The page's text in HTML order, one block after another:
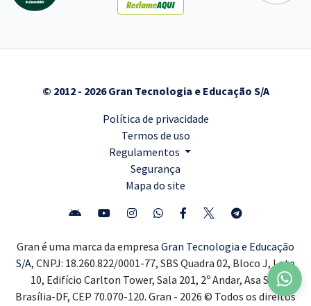
© 2012 - 2026 Gran Tecnologia e Educação S/A
Política de privacidade
Termos de uso
Regulamentos
Segurança
Mapa do site
Gran é uma marca da empresa Gran Tecnologia e Educação
S/A, CNPJ: 18.260.822/0001-77, SBS Quadra 02, Bloco J, Lote
10, Edifício Carlton Tower, Sala 201, 2º Andar, Asa Sul,
Brasília-DF, CEP 70.070-120. Gran - 2026 © Todos os direitos